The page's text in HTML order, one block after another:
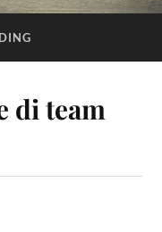
di team